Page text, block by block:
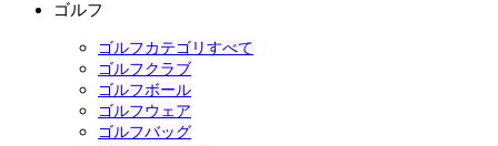
ゴルフ
ゴルフカテゴリすべて
ゴルフクラブ
ゴルフボール
ゴルフウェア
ゴルフバッグ